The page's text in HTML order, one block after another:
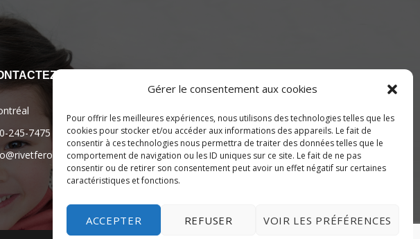
Gérer le consentement aux cookies
Pour offrir les meilleures expériences, nous utilisons des technologies telles que les
cookies pour stocker et/ou accéder aux informations des appareils. Le fait de
consentir à ces technologies nous permettra de traiter des données telles que le
comportement de navigation ou les ID uniques sur ce site. Le fait de ne pas
consentir ou de retirer son consentement peut avoir un effet négatif sur certaines
caractéristiques et fonctions.
ACCEPTER REFUSER VOIR LES PRÉFÉRENCES
NOUS
245-7475 (sans frais de Montréal) ou 514-655-9191